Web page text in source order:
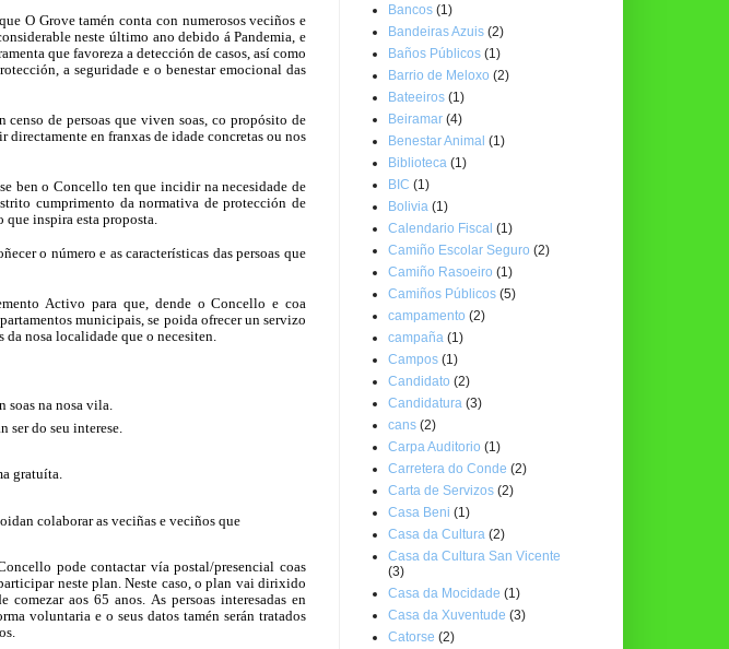
O Grove tamén conta con numerosos veciños e
neste último ano debido á Pandemia, e
que favoreza a detección de casos, así como
a seguridade e o benestar emocional das
censo de persoas que viven soas, co propósito de
en franxas de idade concretas ou nos
ben o Concello ten que incidir na necesidade de
cumprimento da normativa de protección de
inspira esta proposta.
o número e as características das persoas que
Activo para que, dende o Concello e coa
municipais, se poida ofrecer un servizo
nosa localidade que o necesiten.
soas na nosa vila.
do seu interese.
gratuíta.
colaborar as veciñas e veciños que
pode contactar vía postal/presencial coas
neste plan. Neste caso, o plan vai dirixido
aos 65 anos. As persoas interesadas en
voluntaria e o seus datos tamén serán tratados
Bancos (1)
Bandeiras Azuis (2)
Baños Públicos (1)
Barrio de Meloxo (2)
Bateeiros (1)
Beiramar (4)
Benestar Animal (1)
Biblioteca (1)
BIC (1)
Bolivia (1)
Calendario Fiscal (1)
Camiño Escolar Seguro (2)
Camiño Rasoeiro (1)
Camiños Públicos (5)
campamento (2)
campaña (1)
Campos (1)
Candidato (2)
Candidatura (3)
cans (2)
Carpa Auditorio (1)
Carretera do Conde (2)
Carta de Servizos (2)
Casa Beni (1)
Casa da Cultura (2)
Casa da Cultura San Vicente
(3)
Casa da Mocidade (1)
Casa da Xuventude (3)
Catorse (2)